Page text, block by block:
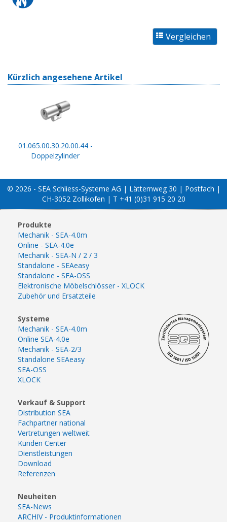
Kürzlich angesehene Artikel
01.065.00.30.20.00.44 -
Doppelzylinder
© 2026 - SEA Schliess-Systeme AG | Lätternweg 30 | Postfach |
CH-3052 Zollikofen | T +41 (0)31 915 20 20
Produkte
Mechanik - SEA-4.0m
Online - SEA-4.0e
Mechanik - SEA-N / 2 / 3
Standalone - SEAeasy
Standalone - SEA-OSS
Elektronische Möbelschlösser - XLOCK
Zubehör und Ersatzteile
Systeme
Mechanik - SEA-4.0m
Online SEA-4.0e
Mechanik - SEA-2/3
Standalone SEAeasy
SEA-OSS
XLOCK
Verkauf & Support
Distribution SEA
Fachpartner national
Vertretungen weltweit
Kunden Center
Dienstleistungen
Download
Referenzen
Neuheiten
SEA-News
ARCHIV - Produktinformationen